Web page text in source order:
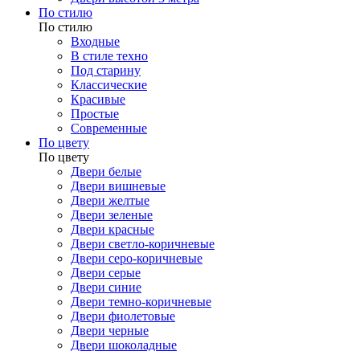
По стилю
По стилю
Входные
В стиле техно
Под старину
Классические
Красивые
Простые
Современные
По цвету
По цвету
Двери белые
Двери вишневые
Двери желтые
Двери зеленые
Двери красные
Двери светло-коричневые
Двери серо-коричневые
Двери серые
Двери синие
Двери темно-коричневые
Двери фиолетовые
Двери черные
Двери шоколадные